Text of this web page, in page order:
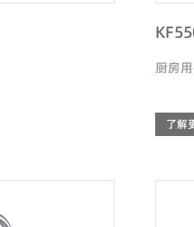
厨房
了解